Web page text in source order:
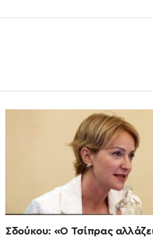
Σδούκου: «Ο Τσίπρας